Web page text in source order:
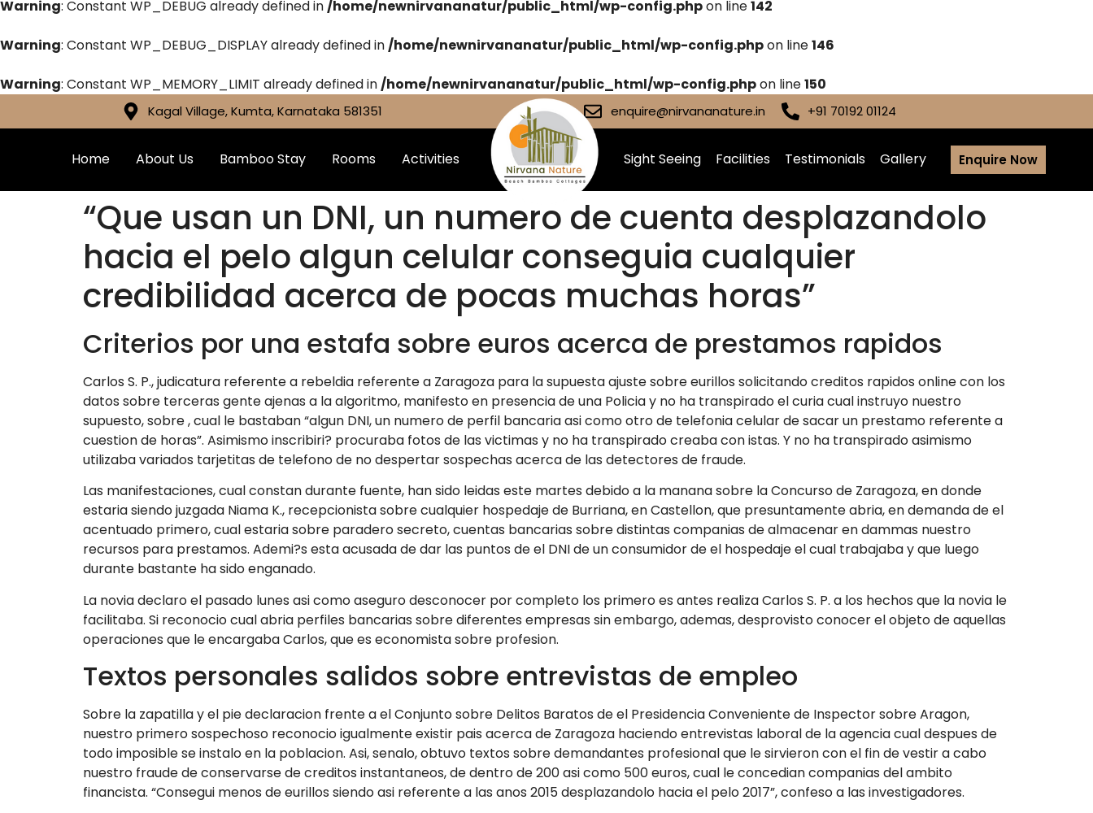
Warning: Constant WP_DEBUG already defined in/home/newnirvananatur/public_html/wp-config.phpon line142
Warning: Constant WP_DEBUG_DISPLAY already defined in/home/newnirvananatur/public_html/wp-config.phpon line146
Warning: Constant WP_MEMORY_LIMIT already defined in/home/newnirvananatur/public_html/wp-config.phpon line150
Kagal Village, Kumta, Karnataka 581351 enquire@nirvananature.in +91 70192 01124
Home About Us Bamboo Stay Rooms Activities Sight Seeing Facilities Testimonials Gallery Enquire Now
“Que usan un DNI, un numero de cuenta desplazandolo
hacia el pelo algun celular conseguia cualquier
credibilidad acerca de pocas muchas horas”
Criterios por una estafa sobre euros acerca de prestamos rapidos
Carlos S. P., judicatura referente a rebeldia referente a Zaragoza para la supuesta ajuste sobre eurillos solicitando creditos rapidos online con los
datos sobre terceras gente ajenas a la algoritmo, manifesto en presencia de una Policia y no ha transpirado el curia cual instruyo nuestro
supuesto, sobre , cual le bastaban “algun DNI, un numero de perfil bancaria asi­ como otro de telefonia celular de sacar un prestamo referente a
cuestion de horas”. Asimismo inscribiri? procuraba fotos de las victimas y no ha transpirado creaba con istas. Y no ha transpirado asimismo
utilizaba variados tarjetitas de telefono de no despertar sospechas acerca de las detectores de fraude.
Las manifestaciones, cual constan durante fuente, han sido leidas este martes debido a la manana sobre la Concurso de Zaragoza, en donde
estaria siendo juzgada Niama K., recepcionista sobre cualquier hospedaje de Burriana, en Castellon, que presuntamente abria, en demanda de el
acentuado primero, cual estaria sobre paradero secreto, cuentas bancarias sobre distintas companias de almacenar en dammas nuestro
recursos para prestamos. Ademi?s esta acusada de dar las puntos de el DNI de un consumidor de el hospedaje el cual trabajaba y que luego
durante bastante ha sido enganado.
La novia declaro el pasado lunes asi­ como aseguro desconocer por completo los primero es antes realiza Carlos S. P. a los hechos que la novia le
facilitaba. Si reconocio cual abria perfiles bancarias sobre diferentes empresas sin embargo, ademas, desprovisto conocer el objeto de aquellas
operaciones que le encargaba Carlos, que es economista sobre profesion.
Textos personales salidos sobre entrevistas de empleo
Sobre la zapatilla y el pie declaracion frente a el Conjunto sobre Delitos Baratos de el Presidencia Conveniente de Inspector sobre Aragon,
nuestro primero sospechoso reconocio igualmente existir pais acerca de Zaragoza haciendo entrevistas laboral de la agencia cual despues de
todo imposible se instalo en la poblacion. Asi, senalo, obtuvo textos sobre demandantes profesional que le sirvieron con el fin de vestir a cabo
nuestro fraude de conservarse de creditos instantaneos, de dentro de 200 asi­ como 500 euros, cual le concedian companias del ambito
financista. “Consegui menos de eurillos siendo asi­ referente a las anos 2015 desplazandolo hacia el pelo 2017”, confeso a las investigadores.